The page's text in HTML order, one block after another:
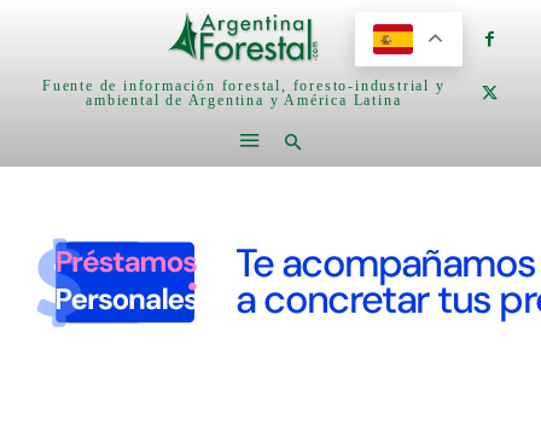
Fuente de información forestal, foresto-industrial y
ambiental de Argentina y América Latina